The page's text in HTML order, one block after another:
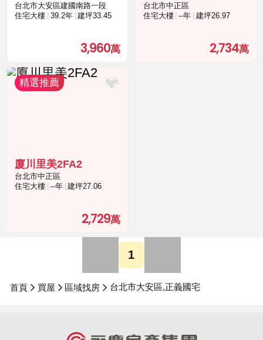
台北市大安區建國南路一段
住宅大樓
39.2年 建坪33.45
3,960
台北市中正區
住宅大樓
--年 建坪26.97
2,734
廈川里美2FA2
台北市中正區
住宅大樓
--年 建坪27.06
2,729
1
首頁 買屋 區域找房 台北市大安區,正義國宅